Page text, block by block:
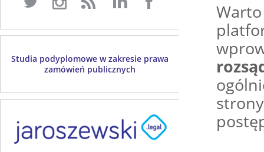
Studia podyplomowe w zakresie prawa
zamówień publicznych